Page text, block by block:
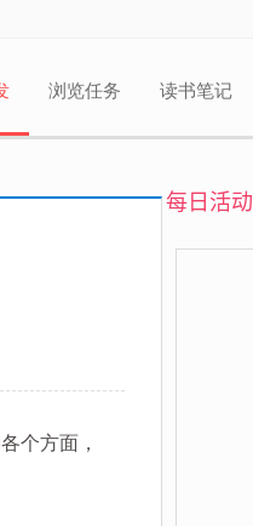
浏览任务 读书笔记
个方面，
每日活动